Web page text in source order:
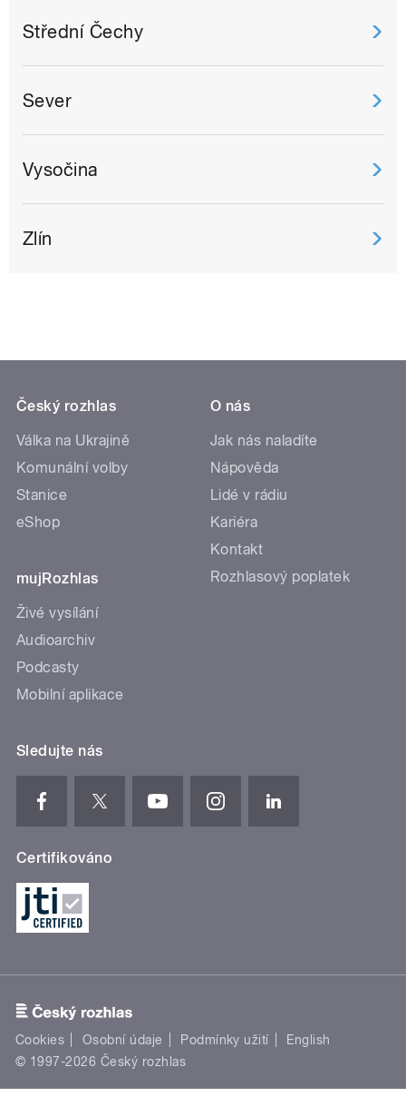
Střední Čechy
Sever
Vysočina
Zlín
Český rozhlas
Válka na Ukrajině
Komunální volby
Stanice
eShop
mujRozhlas
Živé vysílání
Audioarchiv
Podcasty
Mobilní aplikace
O nás
Jak nás naladíte
Nápověda
Lidé v rádiu
Kariéra
Kontakt
Rozhlasový poplatek
Sledujte nás
Certifikováno
Cookies Osobní údaje Podmínky užití
English
© 1997-2026 Český rozhlas